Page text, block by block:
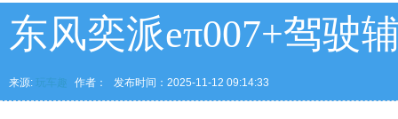
东风奕派eπ007+驾驶
来源: 玩车趣 作者： 发布时间：2025-11-12 09:14:33